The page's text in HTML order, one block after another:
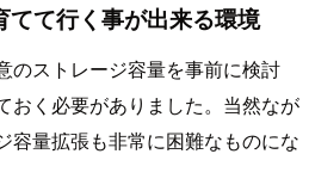
て行く事が出来る環境
のストレージ容量を事前に検討
おく必要がありました。当然なが
容量拡張も非常に困難なものにな